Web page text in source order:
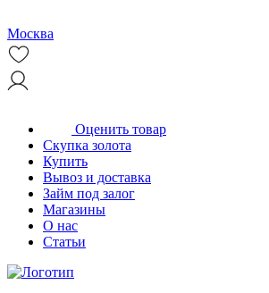
Москва
Оценить товар
Скупка золота
Купить
Вывоз и доставка
Займ под залог
Магазины
О нас
Статьи